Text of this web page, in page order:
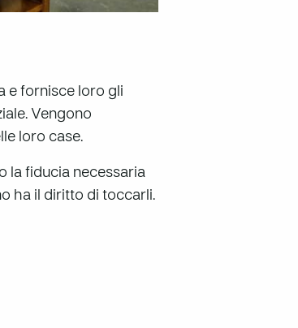
e fornisce loro gli
Vengono
loro case.
la fiducia necessaria
ha il diritto di toccarli.